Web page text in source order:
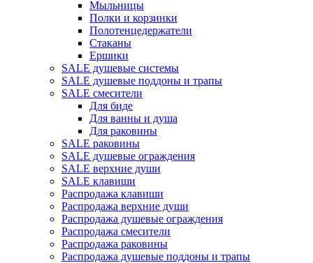
Мыльницы
Полки и корзинки
Полотенцедержатели
Стаканы
Ершики
SALE душевые системы
SALE душевые поддоны и трапы
SALE смесители
Для биде
Для ванны и душа
Для раковины
SALE раковины
SALE душевые ограждения
SALE верхние души
SALE клавиши
Распродажа клавиши
Распродажа верхние души
Распродажа душевые ограждения
Распродажа смесители
Распродажа раковины
Распродажа душевые поддоны и трапы